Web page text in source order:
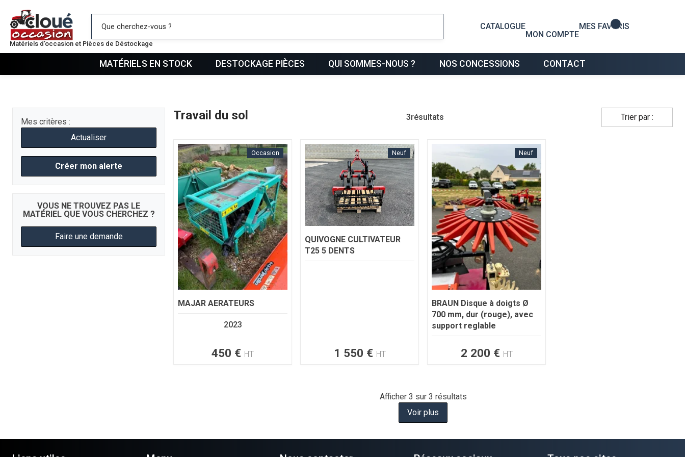
Matériels d’occasion et Pièces de Déstockage
CATALOGUE
MON COMPTE
MES FAVORIS
Mes favoris
MATÉRIELS EN STOCK DESTOCKAGE PIÈCES QUI SOMMES-NOUS ? NOS CONCESSIONS CONTACT
Mes critères :
Actualiser
Créer mon alerte
VOUS NE TROUVEZ PAS LE
MATÉRIEL QUE VOUS CHERCHEZ ?
Faire une demande
Travail du sol 3résultats Trier par :
Occasion
MAJAR AERATEURS
2023
450 € HT
Neuf
QUIVOGNE CULTIVATEUR
T25 5 DENTS
1 550 € HT
Neuf
BRAUN Disque à doigts Ø
700 mm, dur (rouge), avec
support reglable
2 200 € HT
Afficher 3 sur 3 résultats
Voir plus